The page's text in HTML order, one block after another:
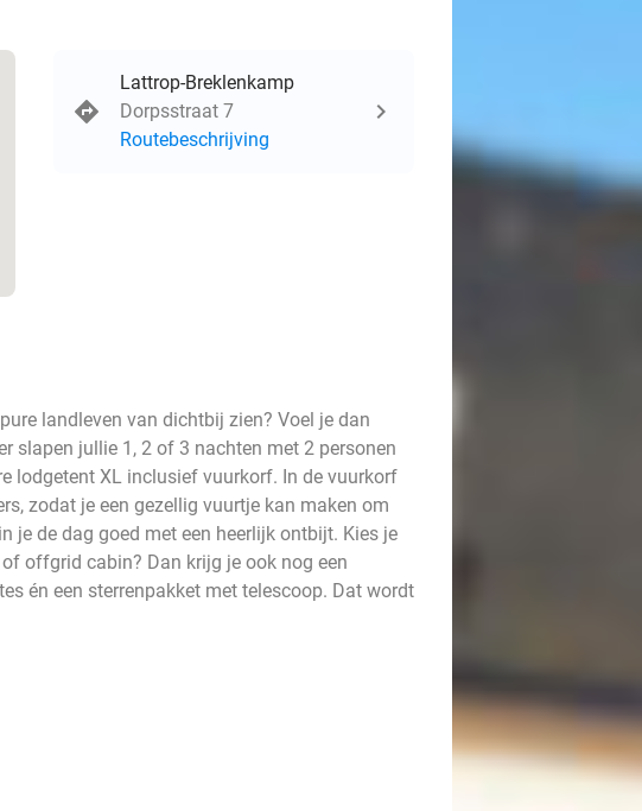
Lattrop-Breklenkamp
Dorpsstraat 7
Routebeschrijving
landleven van dichtbij zien? Voel je dan
slapen jullie 1, 2 of 3 nachten met 2 personen
lodgetent XL inclusief vuurkorf. In de vuurkorf
zodat je een gezellig vuurtje kan maken om
je de dag goed met een heerlijk ontbijt. Kies je
offgrid cabin? Dan krijg je ook nog een
én een sterrenpakket met telescoop. Dat wordt